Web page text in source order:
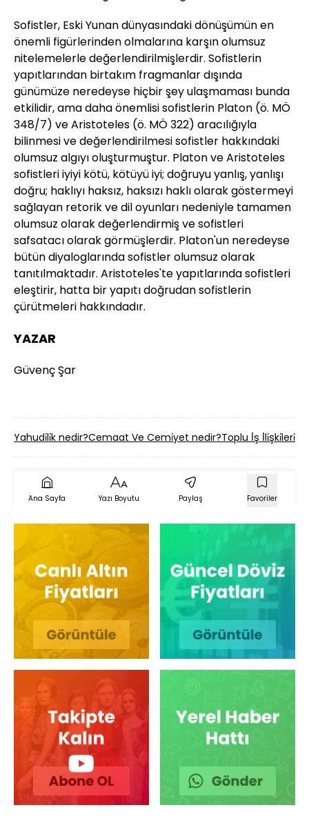
Sofistler, Eski Yunan dünyasındaki dönüşümün en
önemli figürlerinden olmalarına karşın olumsuz
nitelemelerle değerlendirilmişlerdir. Sofistlerin
yapıtlarından birtakım fragmanlar dışında
günümüze neredeyse hiçbir şey ulaşmaması bunda
etkilidir, ama daha önemlisi sofistlerin Platon (ö. MÖ
348/7) ve Aristoteles (ö. MÖ 322) aracılığıyla
bilinmesi ve değerlendirilmesi sofistler hakkındaki
olumsuz algıyı oluşturmuştur. Platon ve Aristoteles
sofistleri iyiyi kötü, kötüyü iyi; doğruyu yanlış, yanlışı
doğru; haklıyı haksız, haksızı haklı olarak göstermeyi
sağlayan retorik ve dil oyunları nedeniyle tamamen
olumsuz olarak değerlendirmiş ve sofistleri
safsatacı olarak görmüşlerdir. Platon'un neredeyse
bütün diyaloglarında sofistler olumsuz olarak
tanıtılmaktadır. Aristoteles'te yapıtlarında sofistleri
eleştirir, hatta bir yapıtı doğrudan sofistlerin
çürütmeleri hakkındadır.
YAZAR
Güvenç Şar
Yahudi̇li̇k nedir?Cemaat Ve Cemi̇yet nedir?Toplu İ̇ş İ̇li̇şki̇leri̇
Ana Sayfa Yazı Boyutu Paylaş Favoriler